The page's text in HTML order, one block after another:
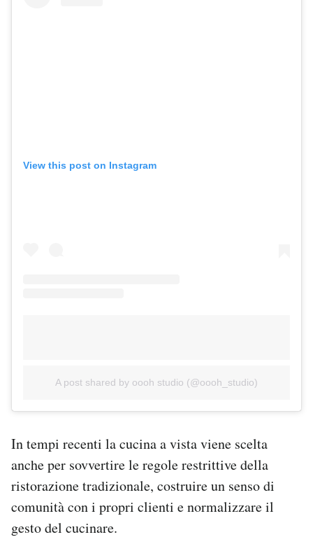
View this post on Instagram
A post shared by oooh studio (@oooh_studio)
In tempi recenti la cucina a vista viene scelta
anche per sovvertire le regole restrittive della
ristorazione tradizionale, costruire un senso di
comunità con i propri clienti e normalizzare il
gesto del cucinare.